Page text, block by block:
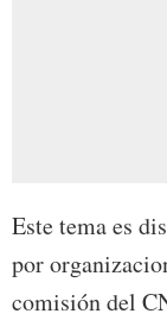
Este tema es
por
comisión del